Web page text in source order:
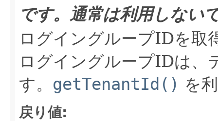
です。通常は利用しない
ログイングループIDを取
ログイングループIDは、
す。 getTenantId() を
戻り値: